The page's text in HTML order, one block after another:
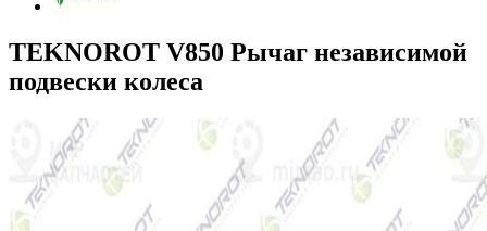
TEKNOROT V850 Рычаг независимой
подвески колеса